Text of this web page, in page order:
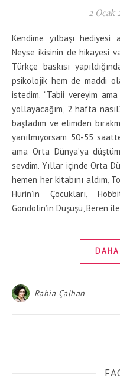
2 Ocak
Kendime yılbaşı
Neyse ikisinin de hikayesi
Türkçe baskısı
psikolojik hem de maddi
istedim. “Tabii vereyim
yollayacağım, 2 hafta
başladım ve elimden
yanılmıyorsam 50-55
ama Orta Dünya’ya
sevdim. Yıllar içinde Orta
hemen her kitabını aldım,
Hurin’in Çocukları,
Gondolin’in Düşüşü, Beren
Rabia Çalhan